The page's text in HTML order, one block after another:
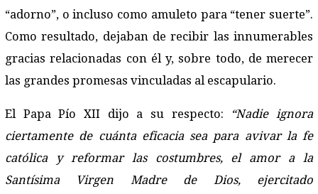
“adorno”, o incluso como amuleto para “tener suerte”.
Como resultado, dejaban de recibir las innumerables
gracias relacionadas con él y, sobre todo, de merecer
las grandes promesas vinculadas al escapulario.
El Papa Pío XII dijo a su respecto:
“Nadie ignora
ciertamente de cuánta eficacia sea para avivar la fe
católica y reformar las costumbres, el amor a la
Santísima Virgen Madre de Dios, ejercitado